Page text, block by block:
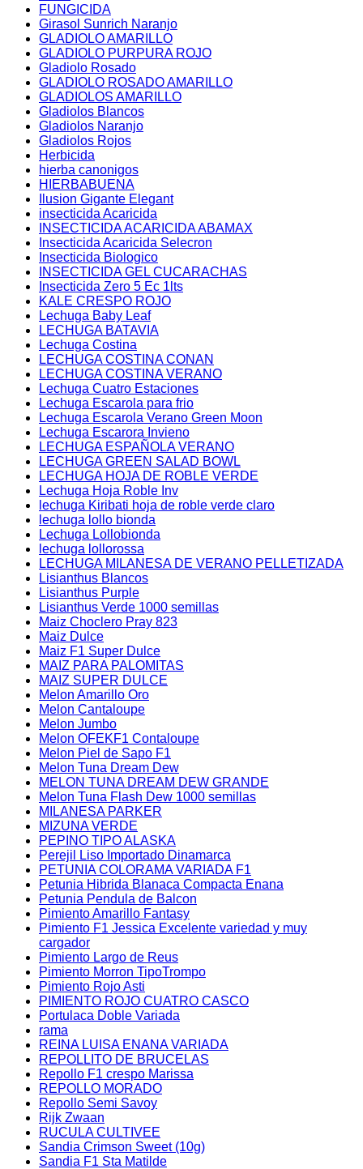
FUNGICIDA
Girasol Sunrich Naranjo
GLADIOLO AMARILLO
GLADIOLO PURPURA ROJO
Gladiolo Rosado
GLADIOLO ROSADO AMARILLO
GLADIOLOS AMARILLO
Gladiolos Blancos
Gladiolos Naranjo
Gladiolos Rojos
Herbicida
hierba canonigos
HIERBABUENA
Ilusion Gigante Elegant
insecticida Acaricida
INSECTICIDA ACARICIDA ABAMAX
Insecticida Acaricida Selecron
Insecticida Biologico
INSECTICIDA GEL CUCARACHAS
Insecticida Zero 5 Ec 1lts
KALE CRESPO ROJO
Lechuga Baby Leaf
LECHUGA BATAVIA
Lechuga Costina
LECHUGA COSTINA CONAN
LECHUGA COSTINA VERANO
Lechuga Cuatro Estaciones
Lechuga Escarola para frio
Lechuga Escarola Verano Green Moon
Lechuga Escarora Invieno
LECHUGA ESPAÑOLA VERANO
LECHUGA GREEN SALAD BOWL
LECHUGA HOJA DE ROBLE VERDE
Lechuga Hoja Roble Inv
lechuga Kiribati hoja de roble verde claro
lechuga lollo bionda
Lechuga Lollobionda
lechuga lollorossa
LECHUGA MILANESA DE VERANO PELLETIZADA
Lisianthus Blancos
Lisianthus Purple
Lisianthus Verde 1000 semillas
Maiz Choclero Pray 823
Maiz Dulce
Maiz F1 Super Dulce
MAIZ PARA PALOMITAS
MAIZ SUPER DULCE
Melon Amarillo Oro
Melon Cantaloupe
Melon Jumbo
Melon OFEKF1 Contaloupe
Melon Piel de Sapo F1
Melon Tuna Dream Dew
MELON TUNA DREAM DEW GRANDE
Melon Tuna Flash Dew 1000 semillas
MILANESA PARKER
MIZUNA VERDE
PEPINO TIPO ALASKA
Perejil Liso Importado Dinamarca
PETUNIA COLORAMA VARIADA F1
Petunia Hibrida Blanaca Compacta Enana
Petunia Pendula de Balcon
Pimiento Amarillo Fantasy
Pimiento F1 Jessica Excelente variedad y muy
cargador
Pimiento Largo de Reus
Pimiento Morron TipoTrompo
Pimiento Rojo Asti
PIMIENTO ROJO CUATRO CASCO
Portulaca Doble Variada
rama
REINA LUISA ENANA VARIADA
REPOLLITO DE BRUCELAS
Repollo F1 crespo Marissa
REPOLLO MORADO
Repollo Semi Savoy
Rijk Zwaan
RUCULA CULTIVEE
Sandia Crimson Sweet (10g)
Sandia F1 Sta Matilde